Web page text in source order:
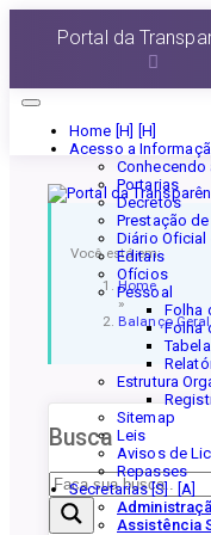
Home [H]
Acesso a
Conhecendo
Portarias
Decretos
Prestação
Diário
Editais
Ofícios
Pessoal
Folha
Folha
Estrutura
Sitemap
Leis
Avisos de
Repasses
Secretarias [S]
Assistência
Portal da
Você está em:
Home
»
Balanço
Busca